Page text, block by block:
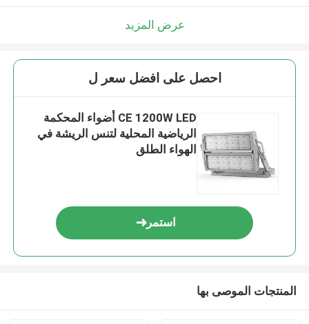
عرض المزيد
احصل على افضل سعر ل
CE 1200W LED أضواء المحكمة
الرياضية المحلية لتنس الريشة في
الهواء الطلق
استمر
المنتجات الموصى بها